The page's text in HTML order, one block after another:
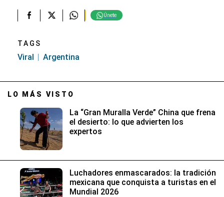
Únete
TAGS
Viral Argentina
LO MÁS VISTO
La “Gran Muralla Verde” China que frena
el desierto: lo que advierten los
expertos
Luchadores enmascarados: la tradición
mexicana que conquista a turistas en el
Mundial 2026